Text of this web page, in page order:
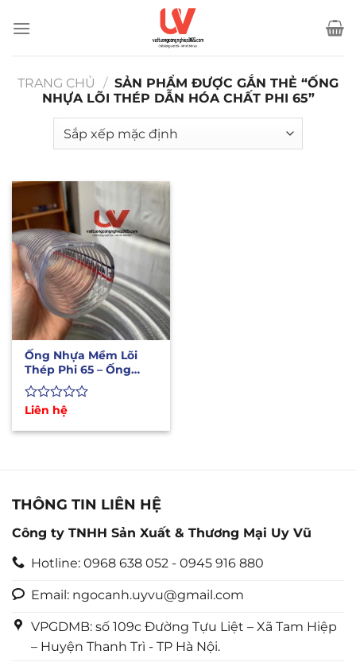
qua
TRANG CHỦ
/ SẢN PHẨM ĐƯỢC GẮN THẺ “ỐNG
NHỰA LÕI THÉP DẪN HÓA CHẤT PHI 65”
Ống Nhựa Mềm Lõi
Thép Phi 65 – Ống
Dẫn Xăng Dầu Hóa
Chất
Được
hạng
Liên hệ
THÔNG TIN LIÊN HỆ
Công ty TNHH Sản Xuất & Thương Mại Uy Vũ
Hotline: 0968 638 052 - 0945 916 880
Email: ngocanh.uyvu@gmail.com
VPGDMB: số 109c Đường Tựu Liệt – Xã Tam Hiệp
– Huyện Thanh Trì - TP Hà Nội.